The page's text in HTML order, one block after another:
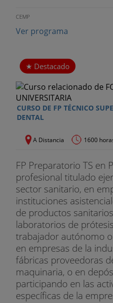
CEMP
Ver programa
Destacado
CURSO DE FP TÉCNICO
DENTAL
A Distancia 1600
FP Preparatorio TS en
profesional titulado
sector sanitario, en
instituciones
de productos
laboratorios de
trabajador autónomo
en empresas de la
fábricas proveedoras
maquinaria, o en
participando en las
específicas de la